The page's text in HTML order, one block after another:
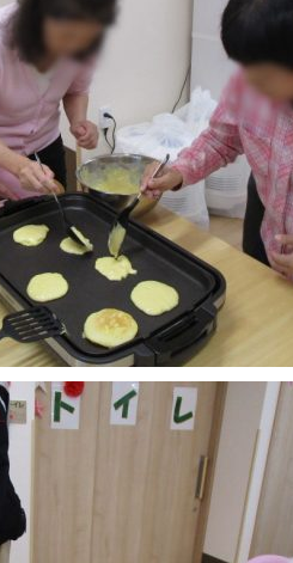
19年9月アイロンビーズ